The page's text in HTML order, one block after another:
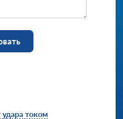
удара током